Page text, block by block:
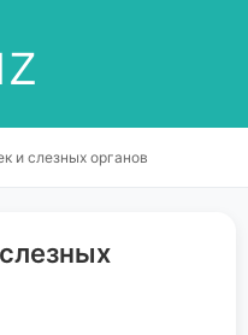
и слезных органов